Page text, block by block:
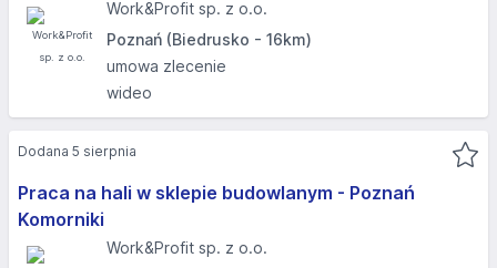
Work&Profit sp. z o.o.
Poznań (Biedrusko - 16km)
umowa zlecenie
wideo
Praca na hali w sklepie budowlanym - Poznań
Komorniki
Work&Profit sp. z o.o.
Dodana 5 sierpnia